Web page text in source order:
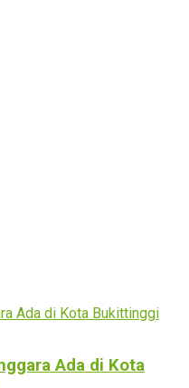
Ada di Kota